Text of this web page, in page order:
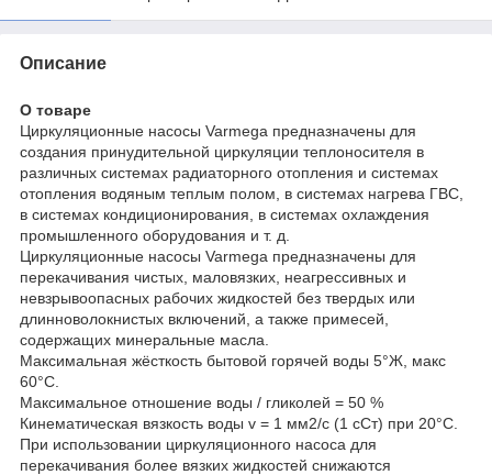
Описание
О товаре
Циркуляционные насосы Varmega предназначены для
создания принудительной циркуляции теплоносителя в
различных системах радиаторного отопления и системах
отопления водяным теплым полом, в системах нагрева ГВС,
в системах кондиционирования, в системах охлаждения
промышленного оборудования и т. д.
Циркуляционные насосы Varmega предназначены для
перекачивания чистых, маловязких, неагрессивных и
невзрывоопасных рабочих жидкостей без твердых или
длинноволокнистых включений, а также примесей,
содержащих минеральные масла.
Максимальная жёсткость бытовой горячей воды 5°Ж, макс
60°С.
Максимальное отношение воды / гликолей = 50 %
Кинематическая вязкость воды v = 1 мм2/с (1 сСт) при 20°С.
При использовании циркуляционного насоса для
перекачивания более вязких жидкостей снижаются